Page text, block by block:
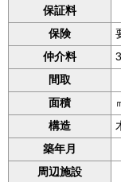
保証料
保険
仲介料
間取
面積
構造
築年月
周辺施設